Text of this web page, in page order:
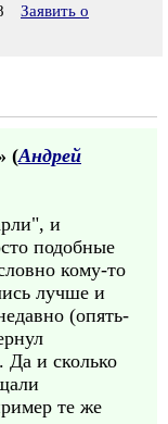
Заявить о
(Андрей
и
подобные
кому-то
лучше и
(опять-
Да и сколько
те же